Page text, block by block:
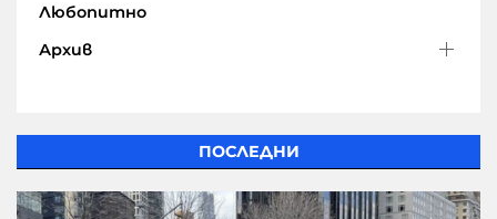
Любопитно
Архив
ПОСЛЕДНИ